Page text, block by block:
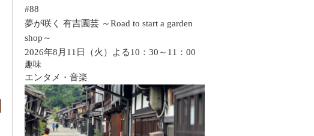
#88
夢が咲く 有吉園芸 ～Road to start a garden
shop～
2026年8月11日（火）よる10：30～11：00
趣味
エンタメ・音楽